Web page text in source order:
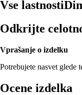
Vse lastnosti
Odkrijte
Vprašanje o izdelku
Potrebujete nasvet glede
Ocene izdelka